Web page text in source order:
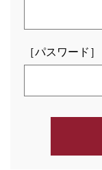
［パスワード］